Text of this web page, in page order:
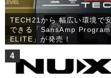
TECH21から 幅広い環境で
できる「SansAmp
ELITE」が発売！
4